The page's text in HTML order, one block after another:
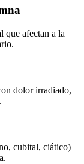
que afectan a la
dolor irradiado,
cubital, ciático)